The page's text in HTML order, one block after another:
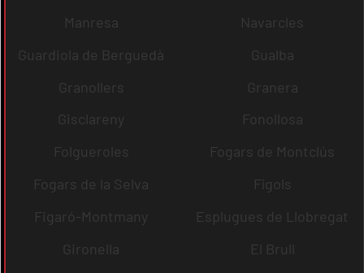
Manresa
Navarcles
Guardiola de Berguedà
Gualba
Granollers
Granera
Gisclareny
Fonollosa
Folgueroles
Fogars de Montclús
Fogars de la Selva
Fígols
Figaró-Montmany
Esplugues de Llobregat
Gironella
El Brull